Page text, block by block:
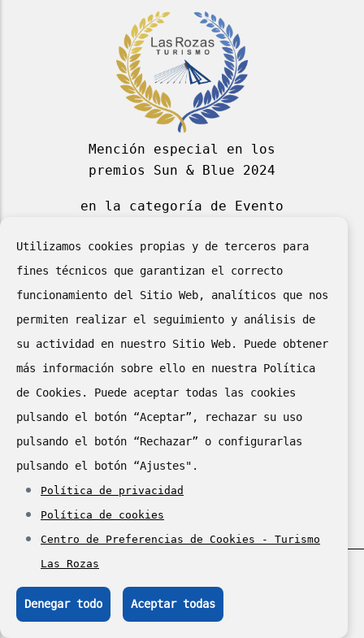
Mención especial en los
premios Sun & Blue 2024
en la categoría de Evento
II puesto en el “II Concurso
de la Red de Oficinas de
Turismo de la Comunidad de
Madrid 2024"
Utilizamos cookies propias y de terceros para
fines técnicos que garantizan el correcto
funcionamiento del Sitio Web, analíticos que nos
permiten realizar el seguimiento y análisis de
su actividad en nuestro Sitio Web. Puede obtener
más información sobre ello en nuestra Política
de Cookies. Puede aceptar todas las cookies
pulsando el botón “Aceptar”, rechazar su uso
pulsando el botón “Rechazar” o configurarlas
pulsando el botón “Ajustes".
Política de privacidad
Política de cookies
Centro de Preferencias de Cookies - Turismo
Las Rozas
Denegar todo Aceptar todas
© Ayuntamiento de Las Rozas de Madrid, 2025.
Todos los derechos reservados.